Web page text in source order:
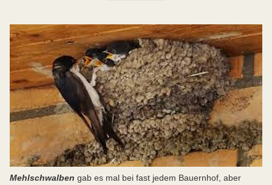
Mehlschwalben gab es mal bei fast jedem Bauernhof, aber